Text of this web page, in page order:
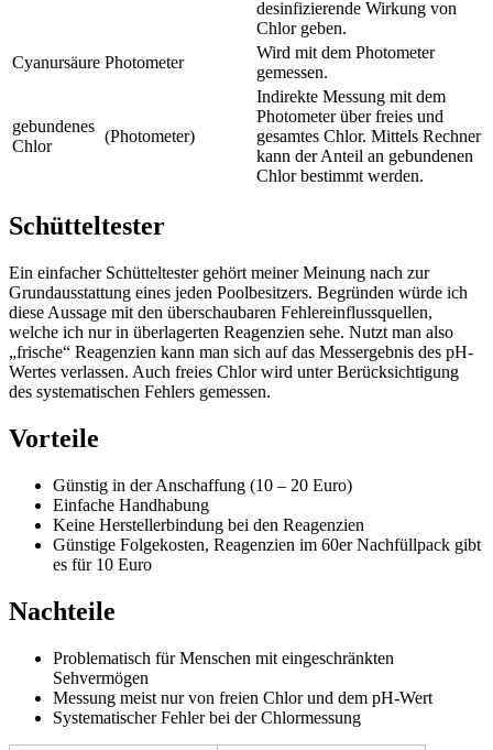
desinfizierende Wirkung von
Chlor geben.
Cyanursäure Photometer
Wird mit dem Photometer
gemessen.
gebundenes
Chlor
(Photometer)
Indirekte Messung mit dem
Photometer über freies und
gesamtes Chlor. Mittels Rechner
kann der Anteil an gebundenen
Chlor bestimmt werden.
Schütteltester
Ein einfacher Schütteltester gehört meiner Meinung nach zur
Grundausstattung eines jeden Poolbesitzers. Begründen würde ich
diese Aussage mit den überschaubaren Fehlereinflussquellen,
welche ich nur in überlagerten Reagenzien sehe. Nutzt man also
„frische“ Reagenzien kann man sich auf das Messergebnis des pH-
Wertes verlassen. Auch freies Chlor wird unter Berücksichtigung
des systematischen Fehlers gemessen.
Vorteile
Günstig in der Anschaffung (10 – 20 Euro)
Einfache Handhabung
Keine Herstellerbindung bei den Reagenzien
Günstige Folgekosten, Reagenzien im 60er Nachfüllpack gibt
es für 10 Euro
Nachteile
Problematisch für Menschen mit eingeschränkten
Sehvermögen
Messung meist nur von freien Chlor und dem pH-Wert
Systematischer Fehler bei der Chlormessung